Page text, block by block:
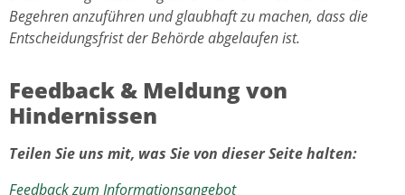
Begehren anzuführen und glaubhaft zu machen, dass die
Entscheidungsfrist der Behörde abgelaufen ist.
Feedback & Meldung von
Hindernissen
Teilen Sie uns mit, was Sie von dieser Seite halten:
Feedback zum Informationsangebot